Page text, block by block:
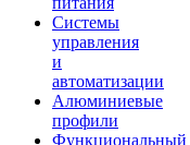
Системы
управления
и
автоматизации
Алюминиевые
профили
Функциональный